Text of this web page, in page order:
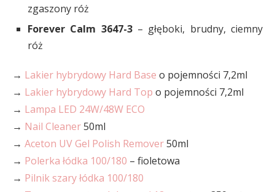
zgaszony róż
Forever Calm 3647-3– głęboki, brudny, ciemny
róż
→ Lakier hybrydowy Hard Base o pojemności 7,2ml
→ Lakier hybrydowy Hard Top o pojemności 7,2ml
→ Lampa LED 24W/48W ECO
→ Nail Cleaner50ml
→ Aceton UV Gel Polish Remover50ml
→ Polerka łódka 100/180 – fioletowa
→ Pilnik szary łódka 100/180